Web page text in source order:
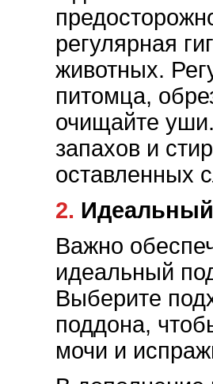
регулярная
животных.
питомца,
очищайте
запахов и
оставленных
2.
Важно
идеальный
Выберите
поддона,
мочи и